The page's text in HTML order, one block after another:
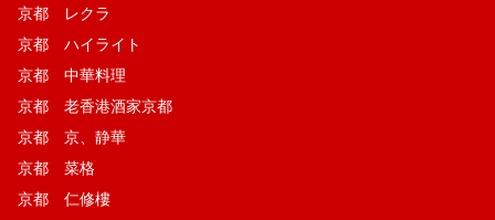
京都 レクラ
京都 ハイライト
京都 中華料理
京都 老香港酒家京都
京都 京、静華
京都 菜格
京都 仁修樓